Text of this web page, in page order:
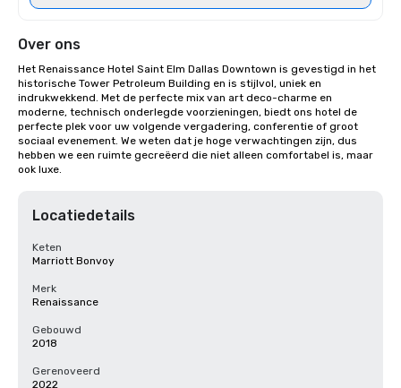
Over ons
Het Renaissance Hotel Saint Elm Dallas Downtown is gevestigd in het
historische Tower Petroleum Building en is stijlvol, uniek en
indrukwekkend. Met de perfecte mix van art deco-charme en
moderne, technisch onderlegde voorzieningen, biedt ons hotel de
perfecte plek voor uw volgende vergadering, conferentie of groot
sociaal evenement. We weten dat je hoge verwachtingen zijn, dus
hebben we een ruimte gecreëerd die niet alleen comfortabel is, maar
ook luxe.
Locatiedetails
Keten
Marriott Bonvoy
Merk
Renaissance
Gebouwd
2018
Gerenoveerd
2022